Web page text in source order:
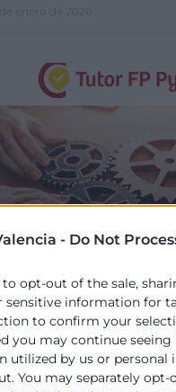
- Do Not
to opt-out of the sale,
sensitive information for
to confirm your
you may continue
utilized by us or
You may separately
Valencia
de
del